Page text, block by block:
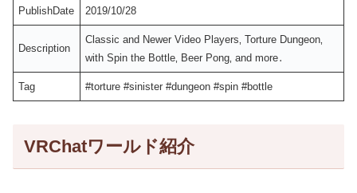
PublishDate 2019/10/28
Description
Classic and Newer Video Players‚ Torture Dungeon‚
with Spin the Bottle‚ Beer Pong‚ and more․
Tag #torture #sinister #dungeon #spin #bottle
VRChatワールド紹介